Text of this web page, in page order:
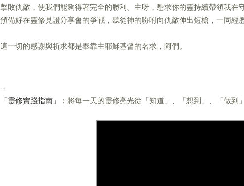
擊敗仇敵，使我們能夠得著完全的勝利。主呀，懇求你的靈持續帶領我在
預備好在靈修見證分享會的爭戰，聽從神的吩咐向仇敵伸出短槍，一同經
這一切的感謝與祈求都是奉靠主耶穌基督的名求，阿們。
--
「靈修實踐指南」
：將每一天的靈修亮光從「知道」、「想到」、「做到